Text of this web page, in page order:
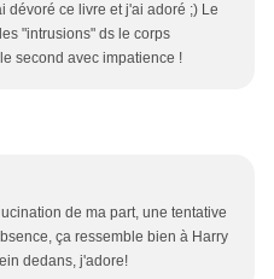
dévoré ce livre et j'ai adoré ;) Le
"intrusions" ds le corps
second avec impatience !
de ma part, une tentative
ça ressemble bien à Harry
dedans, j'adore!